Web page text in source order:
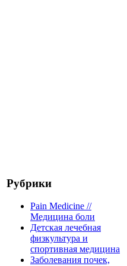
Рубрики
Pain Medicine //
Медицина боли
Детская лечебная
физкультура и
спортивная медицина
Заболевания почек,